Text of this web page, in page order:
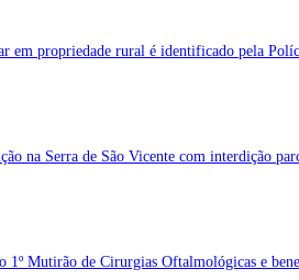
em propriedade rural é identificado pela
na Serra de São Vicente com interdição
1º Mutirão de Cirurgias Oftalmológicas e